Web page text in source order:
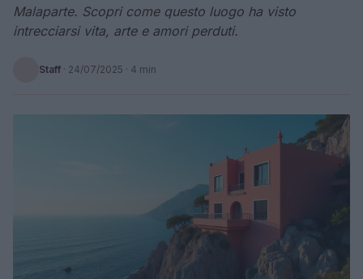
Malaparte. Scopri come questo luogo ha visto
intrecciarsi vita, arte e amori perduti.
Staff · 24/07/2025 · 4 min